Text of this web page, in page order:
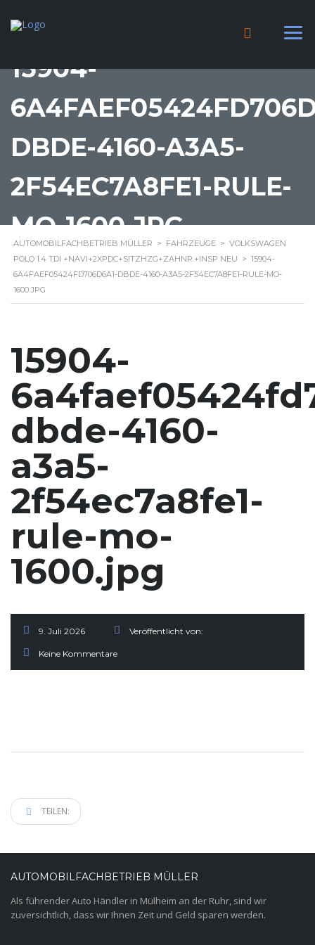
15904-
DBDE-4160-A3A5-
2F54EC7A8FE1-RULE-
MO-1600.JPG
AUTOMOBILFACHBETRIEB MÜLLER > FAHRZEUGE > VOLKSWAGEN
POLO 1.4 TDI +NAVI+2XPDC+SITZHZG+ZAHNR.+INSP NEU > 15904-
6A4FAEF05424FD706D6A1-DBDE-4160-A3A5-2F54EC7A8FE1-RULE-MO-
1600.JPG
15904-
dbde-4160-
a3a5-
2f54ec7a8fe1-
rule-mo-
1600.jpg
9. Juli 2026 Veröffentlicht von:
Keine Kommentare
TEILEN:
AUTOMOBILFACHBETRIEB MÜLLER
Als führender Auto Händler in Mülheim an der Ruhr, sind wir
zuversichtlich, dass wir Ihnen Zeit und Geld sparen werden.